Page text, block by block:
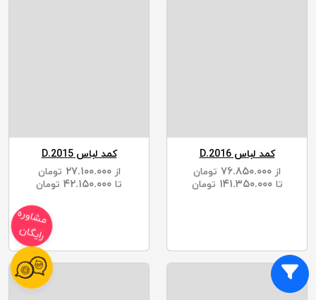
کمد لباس D.2016
از
تومان
تا ۱۴۱.۳۵۰.۰۰۰ تومان
کمد لباس D.2015
از ۲۷.۱۰۰.۰۰۰
تومان
تا
تومان
مشاوره
رایگان